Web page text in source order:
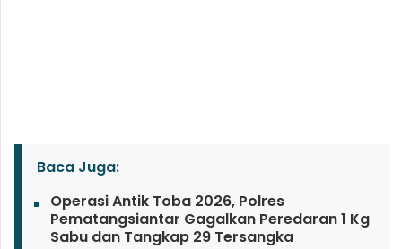
Baca Juga:
Operasi Antik Toba 2026, Polres
Pematangsiantar Gagalkan Peredaran 1 Kg
Sabu dan Tangkap 29 Tersangka